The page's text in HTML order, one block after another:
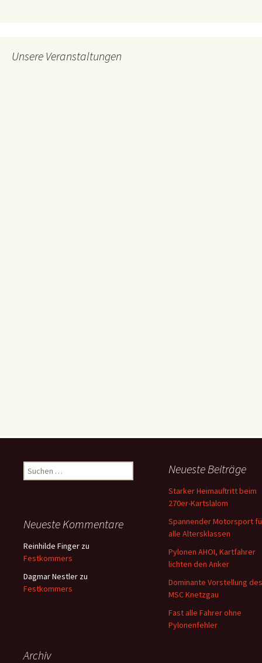
Unsere Veranstaltungen
Suchen
nach:
Neueste Beiträge
Starker Heimauftritt beim
270er-Kartslalom
Spannender Motorsport
alle Altersklassen
Pylonen AHOI, Kartfahrer
lichten den Anker
Dominante Vorstellung des
MSC Knetzgau
Fast alle Fahrer ohne
Pylonenfehler
Neueste Kommentare
Reinhilde Finger zu
Festkommers
Dagmar Nestler zu
Festkommers
Archiv